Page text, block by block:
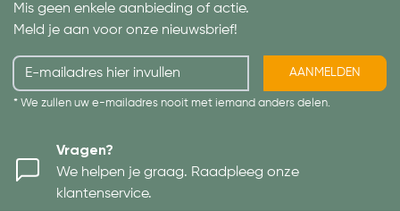
Mis geen enkele aanbieding of actie.
Meld je aan voor onze nieuwsbrief!
AANMELDEN
* We zullen uw e-mailadres nooit met iemand anders delen.
Vragen?
We helpen je graag. Raadpleeg onze
klantenservice.